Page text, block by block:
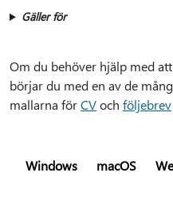
Gäller för
Om du behöver hjälp med
börjar du med en av de
mallarna förCVoch följebrev
Windows macOS